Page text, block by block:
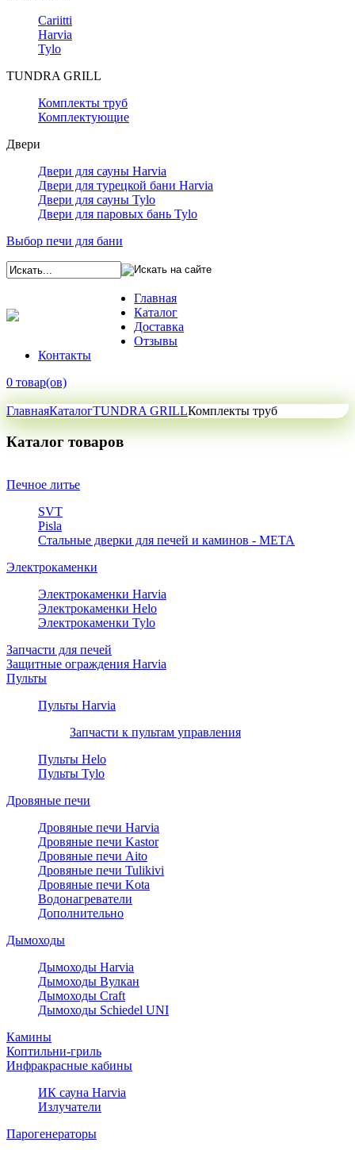
Cariitti
Harvia
Tylo
TUNDRA GRILL
Комплекты труб
Комплектующие
Двери
Двери для сауны Harvia
Двери для турецкой бани Harvia
Двери для сауны Tylo
Двери для паровых бань Tylo
Выбор печи для бани
Главная
Каталог
Доставка
Отзывы
Контакты
0 товар(ов)
ГлавнаяКаталогTUNDRA GRILLКомплекты труб
Каталог товаров
Печное литье
SVT
Pisla
Стальные дверки для печей и каминов - META
Электрокаменки
Электрокаменки Harvia
Электрокаменки Helo
Электрокаменки Tylo
Запчасти для печей
Защитные ограждения Harvia
Пульты
Пульты Harvia
Запчасти к пультам управления
Пульты Helo
Пульты Tylo
Дровяные печи
Дровяные печи Harvia
Дровяные печи Kastor
Дровяные печи Aito
Дровяные печи Tulikivi
Дровяные печи Kota
Водонагреватели
Дополнительно
Дымоходы
Дымоходы Harvia
Дымоходы Вулкан
Дымоходы Craft
Дымоходы Schiedel UNI
Камины
Коптильни-гриль
Инфракрасные кабины
ИК сауна Harvia
Излучатели
Парогенераторы